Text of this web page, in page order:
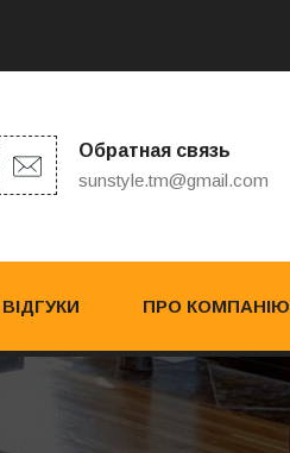
Обратная связь
sunstyle.tm@gmail.com
ВІДГУКИ ПРО КОМПАНІЮ